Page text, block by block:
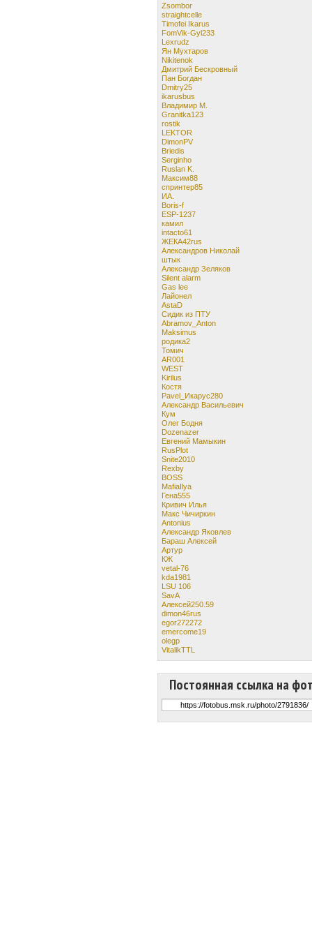
Zsombor
straightcelle
Timofei Ikarus
FomVik-Gyl233
Lexrudz
Ян Мухтаров
Nikitenok
Дмитрий Бескровный
Пан Богдан
Dmitry25
ikarusbus
Владимир М.
Granitka123
rostik
LEKTOR
DimonPV
Briedis
Serginho
Ruslan K.
Максим88
спринтер85
ИА.
Boris-f
ESP-1237
камил
intacto61
ЖЕКА42rus
Александров Николай
штык
Александр Зеляков
Silent alarm
Gas lee
Лайонел
AstaD
Сидик из ПТУ
Abramov_Anton
Maksimus
родика2
Томич
AR001
WEST
Kirilus
Костя
Pavel_Икарус280
Александр Васильевич
Кум
Олег Бодня
Dozenazer
Евгений Мамыкин
RusPlot
Snite2010
Rexby
BOSS
MafiaIlya
Гена555
Кривич Илья
Макс Чичиркин
Antonius
Александр Яковлев
Бараш Алексей
Aртур
КЖ
vetal-76
kda1981
LSU 106
SavA
Алексей250.59
dimon46rus
egor272272
emercome19
olegp
VitalikTTL
Постоянная ссылка на